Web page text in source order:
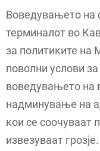
Воведувањето на
терминалот во
за политиките
поволни услови
воведувањето на
надминување на
кои се соочуваат
извезуваат